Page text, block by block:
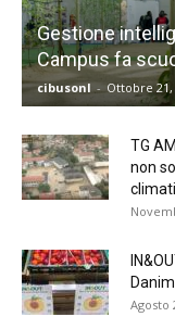
Gestione
Campus fa
cibusonl - Ottobre 21,
TG
non
Agosto